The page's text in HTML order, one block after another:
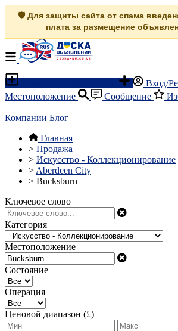
🛡️ Для защиты сайта от спама
плата за размещение
Вход/
Местоположение
Сообщение
Компании Блог
Главная
> Продажа
> Искусство - Коллекционирование
> Aberdeen City
> Bucksburn
Ключевое слово
Категория
Местоположение
Состояние
Операция
Ценовой диапазон (£)